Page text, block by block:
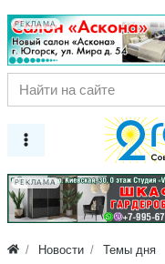
РЕКЛАМА
РЕКЛАМА
Новости Темы дня